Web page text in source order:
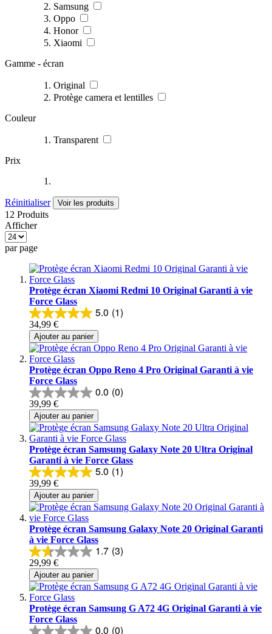
Samsung
Oppo
Honor
Xiaomi
Gamme - écran
Original
Protège camera et lentilles
Couleur
Transparent
Prix
Réinitialiser Voir les produits
12 Produits
Afficher
par page
Protège écran Xiaomi Redmi 10 Original Garanti à vie
Force Glass
5.0 (1)
34,99 €
Ajouter au panier
Protège écran Oppo Reno 4 Pro Original Garanti à vie
Force Glass
0.0 (0)
39,99 €
Ajouter au panier
Protège écran Samsung Galaxy Note 20 Ultra Original
Garanti à vie Force Glass
5.0 (1)
39,99 €
Ajouter au panier
Protège écran Samsung Galaxy Note 20 Original Garanti
à vie Force Glass
1.7 (3)
29,99 €
Ajouter au panier
Protège écran Samsung G A72 4G Original Garanti à vie
Force Glass
0.0 (0)